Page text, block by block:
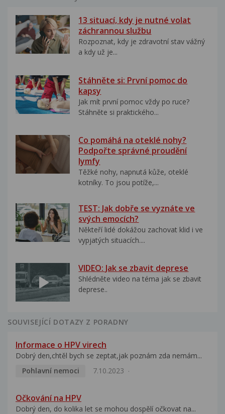
13 situací, kdy je nutné volat
záchrannou službu
Rozpoznat, kdy je zdravotní stav vážný
a kdy už je...
Stáhněte si: První pomoc do
kapsy
Jak mít první pomoc vždy po ruce?
Stáhněte si praktického...
Co pomáhá na oteklé nohy?
Podpořte správné proudění
lymfy
Těžké nohy, napnutá kůže, oteklé
kotníky. To jsou potíže,...
TEST: Jak dobře se vyznáte ve
svých emocích?
Někteří lidé dokážou zachovat klid i ve
vypjatých situacích....
VIDEO: Jak se zbavit deprese
Shlédněte video na téma jak se zbavit
deprese..
SOUVISEJÍCÍ DOTAZY Z PORADNY
Informace o HPV virech
Dobrý den,chtěl bych se zeptat,jak poznám zda nemám...
Pohlavní nemoci
7.10.2023
Očkování na HPV
Dobrý den, do kolika let se mohou dospělí očkovat na...